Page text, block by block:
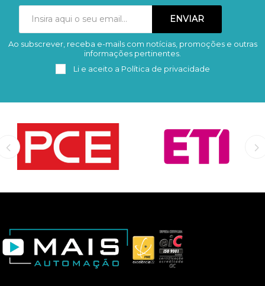
Subscrever Remover
Ao subscrever, receba e-mails com notícias, promoções e outras
informações pertinentes.
Li e aceito a Política de privacidade